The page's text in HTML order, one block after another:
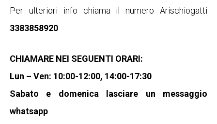
Per ulteriori info chiama il numero Arischiogatti
3383858920
CHIAMARE NEI SEGUENTI ORARI:
Lun – Ven: 10:00-12:00, 14:00-17:30
Sabato e domenica lasciare un messaggio
whatsapp